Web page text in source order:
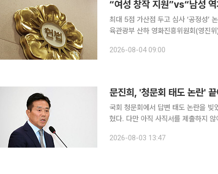
최대 5점 가산점 두고 심사 ‘공정성’ 논
육관광부 산하 영화진흥위원회(영진
에 따라 부여한 점수가 작품의 최종
2026-08-04 09:00
문진희, '청문회 태도 논란'
국회 청문회에서 답변 태도 논란을 빚
혔다. 다만 아직 사직서를 제출하지 않아
지 사직서를 제출하지는 않았다”고
2026-08-03 13:47